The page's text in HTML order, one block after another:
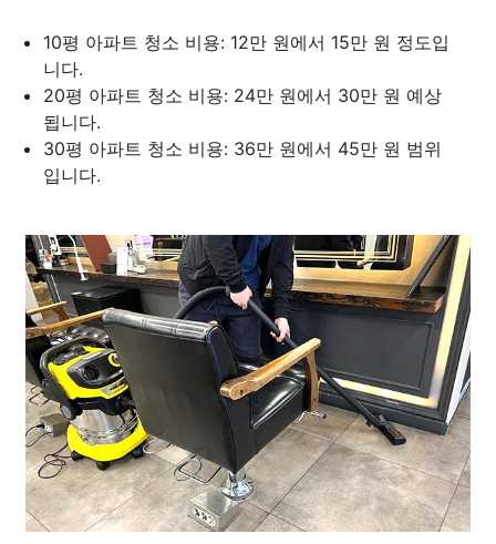
10평 아파트 청소 비용: 12만 원에서 15만 원 정도입
니다.
20평 아파트 청소 비용: 24만 원에서 30만 원 예상
됩니다.
30평 아파트 청소 비용: 36만 원에서 45만 원 범위
입니다.